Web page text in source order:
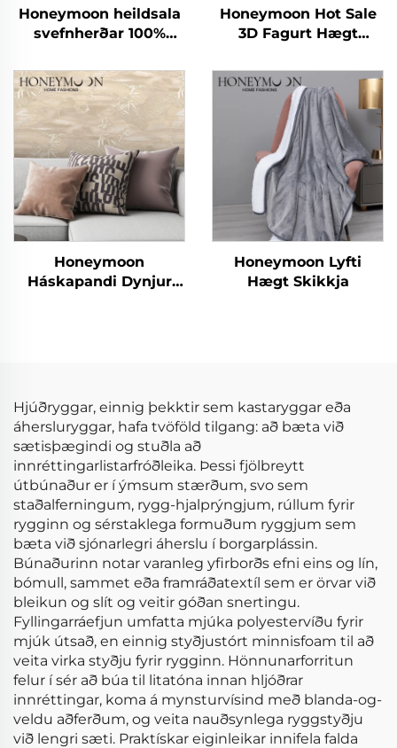
Honeymoon heildsala
svefnherðar 100%
þekja svefnpokar og
hylki
Honeymoon Hot Sale
3D Fagurt Hægt
fyrir börn - Dynjuföt
fyrir svefnherbergi
Honeymoon
Háskapandi Dynjur
Honeymoon Lyfti
Hægt Skikkja
Hjúðryggar, einnig þekktir sem kastaryggar eða
áhersluryggar, hafa tvöföld tilgang: að bæta við
sætisþægindi og stuðla að
innréttingarlistarfróðleika. Þessi fjölbreytt
útbúnaður er í ýmsum stærðum, svo sem
staðalferningum, rygg-hjalprýngjum, rúllum fyrir
rygginn og sérstaklega formuðum ryggjum sem
bæta við sjónarlegri áherslu í borgarplássin.
Búnaðurinn notar varanleg yfirborðs efni eins og lín,
bómull, sammet eða framráðatextíl sem er örvar við
bleikun og slít og veitir góðan snertingu.
Fyllingarráefjun umfatta mjúka polyestervíðu fyrir
mjúk útsað, en einnig styðjustórt minnisfoam til að
veita virka styðju fyrir rygginn. Hönnunarforritun
felur í sér að búa til litatóna innan hljóðrar
innréttingar, koma á mynsturvísind með blanda-og-
veldu aðferðum, og veita nauðsynlega ryggstyðju
við lengri sæti. Praktískar eiginleikar innifela falda